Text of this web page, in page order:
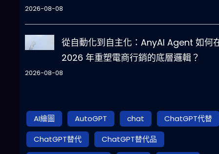
2026-08-08
從自動化到自主化：AnyAI Agent 如何
2026 年重塑電商行銷的底層邏輯？
2026-08-08
AI繪圖 AutoGPT chat
ChatGPT代替
ChatGPT替代
ChatGPT替代品